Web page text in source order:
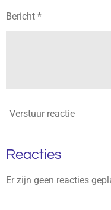
Bericht *
Verstuur reactie
Reacties
Er zijn geen reacties